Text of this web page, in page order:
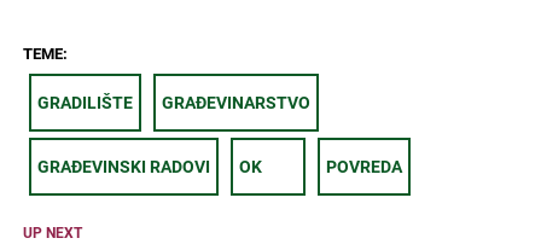
TEME:
GRADILIŠTE GRAĐEVINARSTVO
GRAĐEVINSKI RADOVI OK POVREDA
UP NEXT